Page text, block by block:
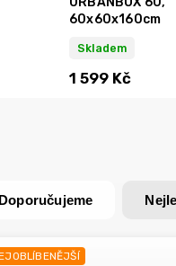
60x60x160cm
Skladem
1 599 Kč
Doporučujeme